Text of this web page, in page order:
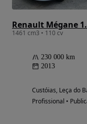
Renault Mégane
1461 cm3 • 110 cv
230 000 km
2013
Custóias, Leça do
Profissional •